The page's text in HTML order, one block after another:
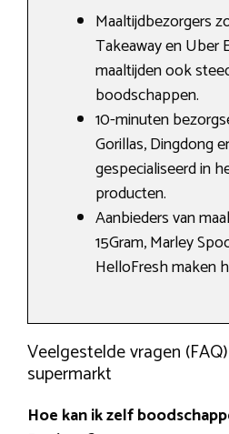
Maaltijdbezorgers
Takeaway en Uber
maaltijden ook
boodschappen.
10-minuten
Gorillas, Dingdong
gespecialiseerd in
producten.
Aanbieders van
15Gram, Marley
HelloFresh maken
Veelgestelde vragen
supermarkt
Hoe kan ik zelf